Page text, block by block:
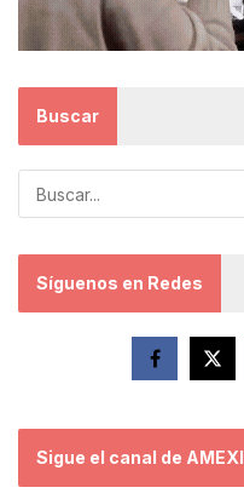
Buscar
Síguenos en Redes
Sigue el canal de AMEXI